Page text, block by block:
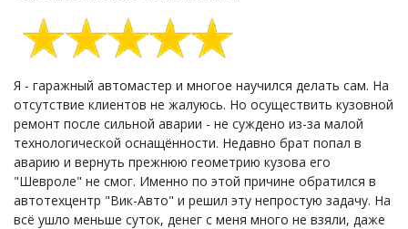
Я - гаражный автомастер и многое научился делать сам. На
отсутствие клиентов не жалуюсь. Но осуществить кузовной
ремонт после сильной аварии - не суждено из-за малой
технологической оснащённости. Недавно брат попал в
аварию и вернуть прежнюю геометрию кузова его
"Шевроле" не смог. Именно по этой причине обратился в
автотехцентр "Вик-Авто" и решил эту непростую задачу. На
всё ушло меньше суток, денег с меня много не взяли, даже